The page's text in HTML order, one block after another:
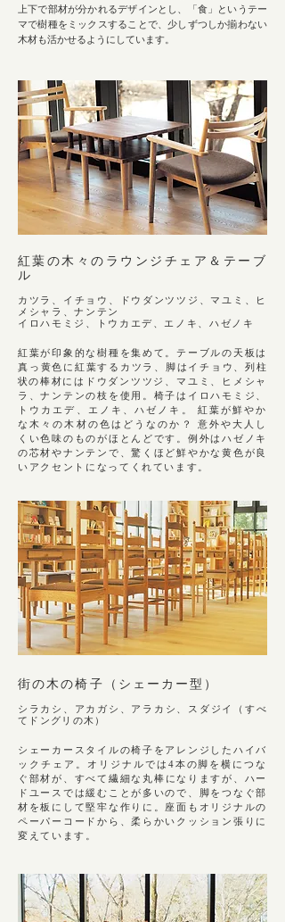
上下で部材が分かれるデザインとし、「食」というテー
マで樹種をミックスすることで、少しずつしか揃わない
木材も活かせるようにしています。
紅葉の⽊々のラウンジチェア＆テーブ
ル
カツラ、イチョウ、
ドウダンツツジ、マユミ、ヒ
メシャラ、ナンテン
イロハモミジ、トウカエデ、エノキ、ハゼノ キ
紅葉が印象的な樹種を集めて。テーブルの天板は
真っ黄色に紅葉するカツラ、脚はイチョウ、列柱
状の棒材にはドウダンツツジ、マユミ、ヒメシャ
ラ、ナンテンの枝を使用。椅子はイロハモミジ、
トウカエデ、エノキ、ハゼノ キ。 紅葉が鮮やか
な木々の木材の色はどうなのか？ 意外や大人し
くい色味のものがほとんどです。例外はハゼノキ
の芯材やナンテンで、驚くほど鮮やかな黄色が良
いアクセントになってくれています。
街の⽊の椅⼦（シェーカー型）
シラカシ、アカガシ、アラカシ、スダジイ（すべ
てドングリの木）
シェーカースタイルの椅子をアレンジしたハイバ
ックチェア。オリジナルでは4本の脚を横につな
ぐ部材が、すべて繊細な 丸棒になりますが、ハー
ドユースでは緩むことが多いので、脚をつなぐ部
材を板にして堅牢な作りに。座面もオ リジナルの
ペーパーコードから、柔らかいクッション張りに
変えています。